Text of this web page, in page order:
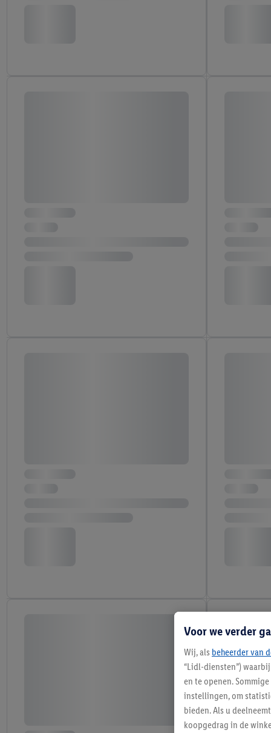
Voor we verder
Wij, als beheerder van
“Lidl-diensten”)
en te openen.
instellingen, om
bieden. Als u
koopgedrag in de